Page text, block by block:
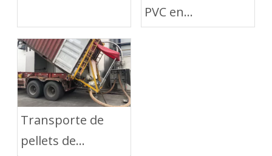
PVC en
contenedores con
Transporte de
pellets de